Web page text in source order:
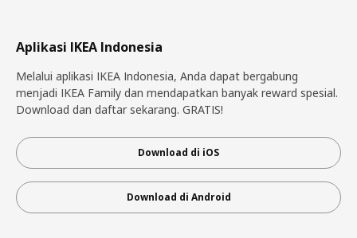
Aplikasi IKEA Indonesia
Melalui aplikasi IKEA Indonesia, Anda dapat bergabung
menjadi IKEA Family dan mendapatkan banyak reward spesial.
Download dan daftar sekarang. GRATIS!
Download di iOS
Download di Android